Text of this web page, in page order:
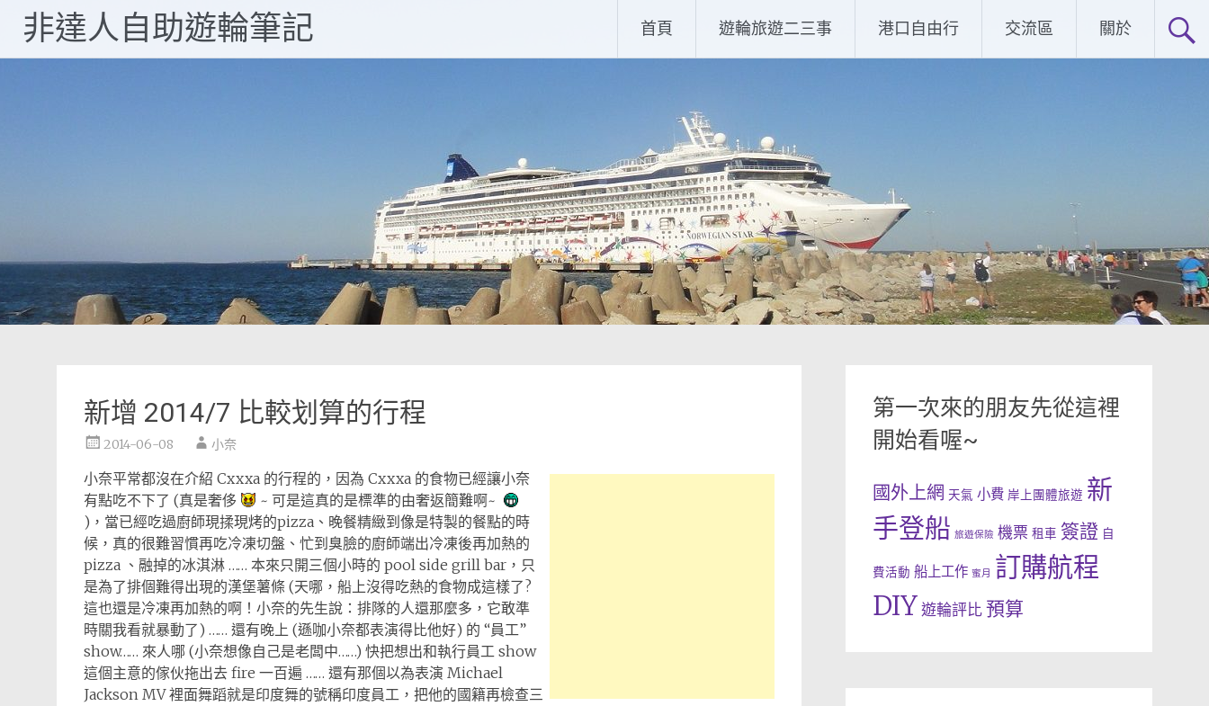
content
非達人自助遊輪筆記 首頁 遊輪旅遊二三事 港口自由行 交流區 關於
新增 2014/7 比較划算的行程
2014-06-08 小奈
小奈平常都沒在介紹 Cxxxa 的行程的，因為 Cxxxa 的食物已經讓小奈
有點吃不下了 (真是奢侈
~ 可是這真的是標準的由奢返簡難啊~
)，當已經吃過廚師現揉現烤的pizza、晚餐精緻到像是特製的餐點的時
候，真的很難習慣再吃冷凍切盤、忙到臭臉的廚師端出冷凍後再加熱的
pizza 、融掉的冰淇淋 …… 本來只開三個小時的 pool side grill bar，只
是為了排個難得出現的漢堡薯條 (天哪，船上沒得吃熱的食物成這樣了?
這也還是冷凍再加熱的啊！小奈的先生說：排隊的人還那麼多，它敢準
時關我看就暴動了) …… 還有晚上 (遜咖小奈都表演得比他好) 的 “員工”
show…… 來人哪 (小奈想像自己是老闆中……) 快把想出和執行員工 show
這個主意的傢伙拖出去 fire 一百遍 …… 還有那個以為表演 Michael
Jackson MV 裡面舞蹈就是印度舞的號稱印度員工，把他的國籍再檢查三
第一次來的朋友先從這裡
開始看喔~
國外上網 天氣 小費 岸上團體旅遊 新
手登船 旅遊保險 機票 租車 簽證 自
費活動 船上工作 蜜月 訂購航程
DIY遊輪評比預算